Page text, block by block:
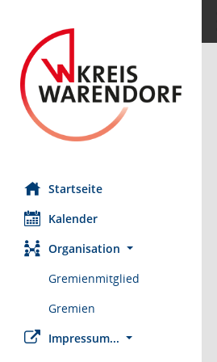
Startseite
Kalender
Organisation
Gremienmitglied
Gremien
Impressum...